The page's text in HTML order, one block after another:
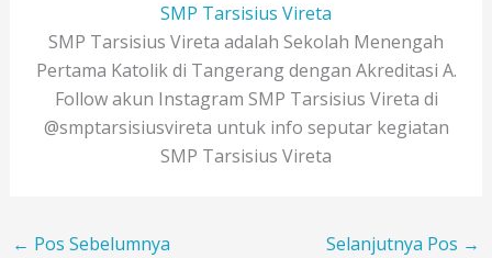
SMP Tarsisius Vireta
SMP Tarsisius Vireta adalah Sekolah Menengah
Pertama Katolik di Tangerang dengan Akreditasi A.
Follow akun Instagram SMP Tarsisius Vireta di
@smptarsisiusvireta untuk info seputar kegiatan
SMP Tarsisius Vireta
← Pos Sebelumnya Selanjutnya Pos →